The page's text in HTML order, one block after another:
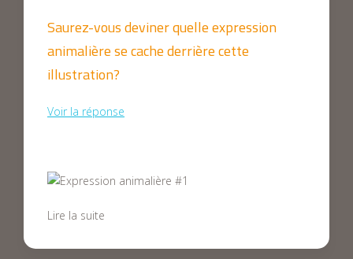
Saurez-vous deviner quelle expression
animalière se cache derrière cette
illustration?
Voir la réponse
Lire la suite